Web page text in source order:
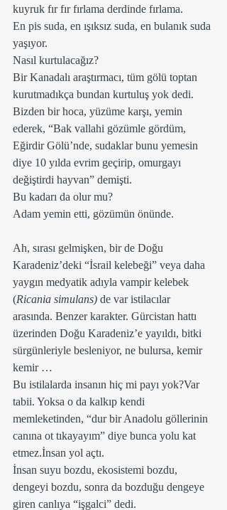
kuyruk fır fır fırlama derdinde fırlama.
En pis suda, en ışıksız suda, en bulanık suda
yaşıyor.
Nasıl kurtulacağız?
Bir Kanadalı araştırmacı, tüm gölü toptan
kurutmadıkça bundan kurtuluş yok dedi.
Bizden bir hoca, yüzüme karşı, yemin
ederek, “Bak vallahi gözümle gördüm,
Eğirdir Gölü’nde, sudaklar bunu yemesin
diye 10 yılda evrim geçirip, omurgayı
değiştirdi hayvan” demişti.
Bu kadarı da olur mu?
Adam yemin etti, gözümün önünde.
Ah, sırası gelmişken, bir de Doğu
Karadeniz’deki “İsrail kelebeği” veya daha
yaygın medyatik adıyla vampir kelebek
(Ricania simulans) de var istilacılar
arasında. Benzer karakter. Gürcistan hattı
üzerinden Doğu Karadeniz’e yayıldı, bitki
sürgünleriyle besleniyor, ne bulursa, kemir
kemir …
Bu istilalarda insanın hiç mi payı yok?Var
tabii. Yoksa o da kalkıp kendi
memleketinden, “dur bir Anadolu göllerinin
canına ot tıkayayım” diye bunca yolu kat
etmez.İnsan yol açtı.
İnsan suyu bozdu, ekosistemi bozdu,
dengeyi bozdu, sonra da bozduğu dengeye
giren canlıya “işgalci” dedi.